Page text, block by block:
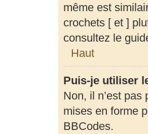
même est
crochets [ et ]
consultez le
Haut
Puis-je utiliser
Non, il n’est
mises en forme
BBCodes.